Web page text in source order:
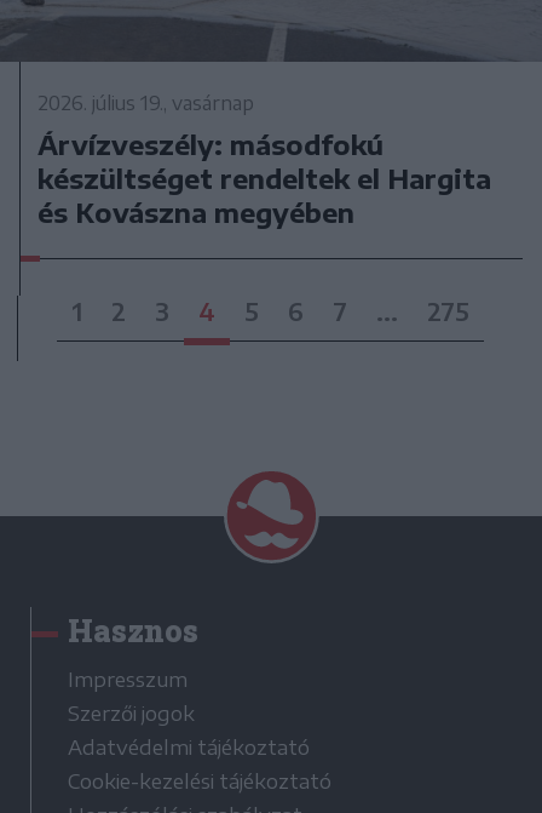
2026. július 19., vasárnap
Árvízveszély: másodfokú
készültséget rendeltek el Hargita
és Kovászna megyében
1 2 3 4 5 6 7 ... 275
Hasznos
Impresszum
Szerzői jogok
Adatvédelmi tájékoztató
Cookie-kezelési tájékoztató